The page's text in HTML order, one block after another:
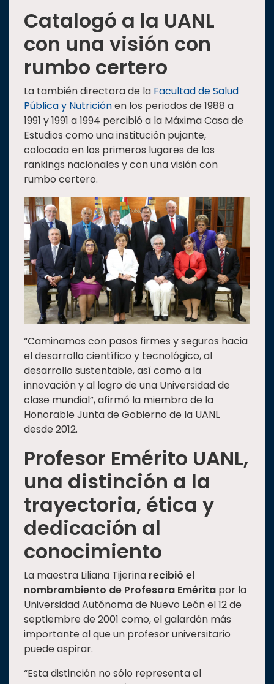
Catalogó a la UANL
con una visión con
rumbo certero
La también directora de la Facultad de Salud
Pública y Nutriciónen los periodos de 1988 a
1991 y 1991 a 1994 percibió a la Máxima Casa de
Estudios como una institución pujante,
colocada en los primeros lugares de los
rankings nacionales y con una visión con
rumbo certero.
“Caminamos con pasos firmes y seguros hacia
el desarrollo científico y tecnológico, al
desarrollo sustentable, así como a la
innovación y al logro de una Universidad de
clase mundial”, afirmó la miembro de la
Honorable Junta de Gobierno de la UANL
desde 2012.
Profesor Emérito UANL,
una distinción a la
trayectoria, ética y
dedicación al
conocimiento
La maestra Liliana Tijerina recibió el
nombrambiento de Profesora Emérita por la
Universidad Autónoma de Nuevo León el 12 de
septiembre de 2001 como, el galardón más
importante al que un profesor universitario
puede aspirar.
“Esta distinción no sólo representa el